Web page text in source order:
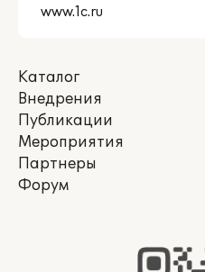
Каталог
Внедрения
Публикации
Мероприятия
Партнеры
Форум